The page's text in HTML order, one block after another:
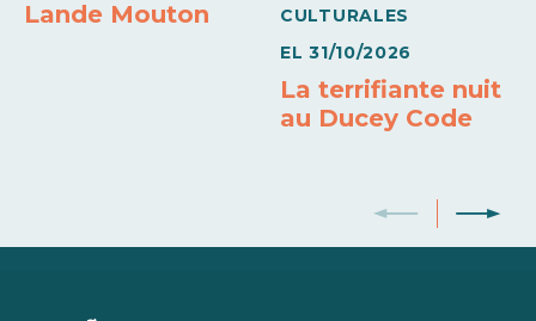
Lande Mouton
CULTURALES
EL 31/10/2026
La terrifiante nuit
au Ducey Code